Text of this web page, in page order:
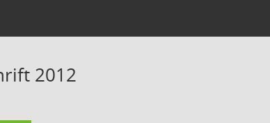
2012